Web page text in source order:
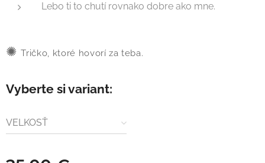
Lebo ti to chutí rovnako dobre ako mne.
✺Tričko, ktoré hovorí za teba.
Vyberte si variant:
VELKOSŤ